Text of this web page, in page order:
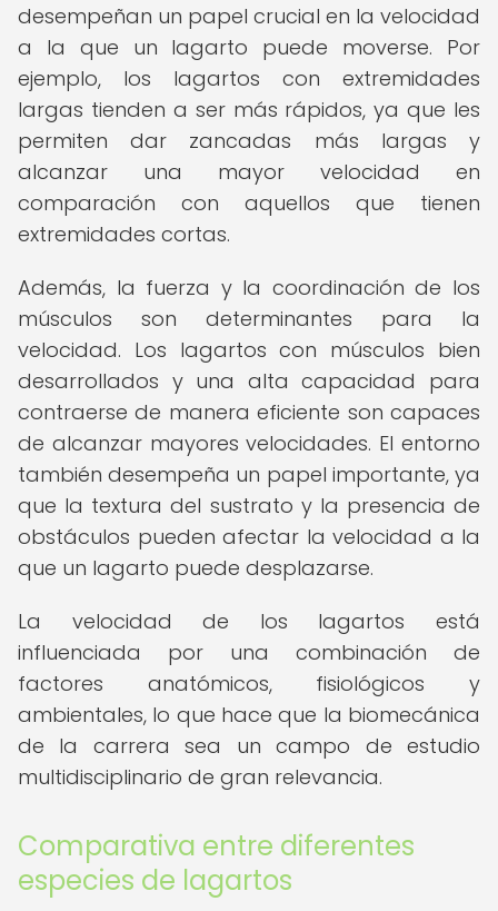
desempeñan un papel crucial en la velocidad
a la que un lagarto puede moverse. Por
ejemplo, los lagartos con extremidades
largas tienden a ser más rápidos, ya que les
permiten dar zancadas más largas y
alcanzar una mayor velocidad en
comparación con aquellos que tienen
extremidades cortas.
Además, la fuerza y la coordinación de los
músculos son determinantes para la
velocidad. Los lagartos con músculos bien
desarrollados y una alta capacidad para
contraerse de manera eficiente son capaces
de alcanzar mayores velocidades. El entorno
también desempeña un papel importante, ya
que la textura del sustrato y la presencia de
obstáculos pueden afectar la velocidad a la
que un lagarto puede desplazarse.
La velocidad de los lagartos está
influenciada por una combinación de
factores anatómicos, fisiológicos y
ambientales, lo que hace que la biomecánica
de la carrera sea un campo de estudio
multidisciplinario de gran relevancia.
Comparativa entre diferentes
especies de lagartos